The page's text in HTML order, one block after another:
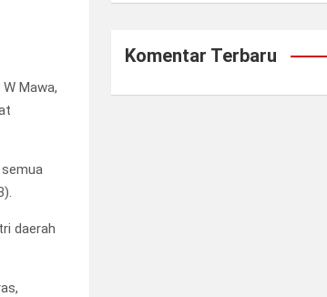
Mawa,
daerah
Komentar Terbaru